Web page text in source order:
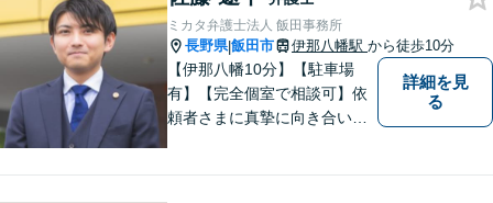
ミカタ弁護士法人 飯田事務所
長野県|飯田市 伊那八幡駅 から徒歩10分
【伊那八幡10分】【駐車場
有】【完全個室で相談可】依
頼者さまに真摯に向き合い、
詳細を見
る